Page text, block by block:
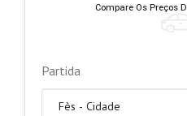
Compare Os Preços
Partida